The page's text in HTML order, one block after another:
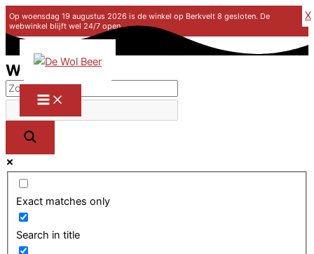
Op woensdag 19 augustus 2026 is de winkel op Berkvelt 8 gesloten. De
webwinkel blijft wel 24/7 open.
X
Winkel
Exact matches only
Search in title